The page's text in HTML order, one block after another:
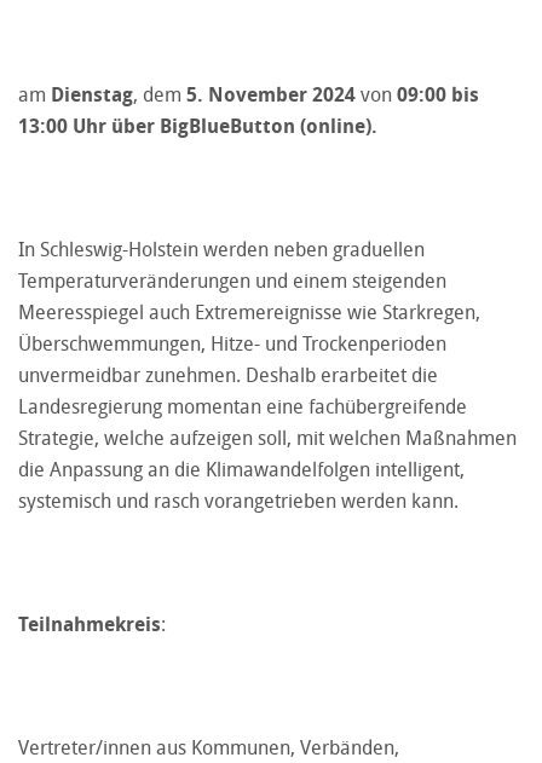
am Dienstag, dem 5. November 2024von09:00 bis
13:00 Uhr über BigBlueButton (online).
In Schleswig-Holstein werden neben graduellen
Temperaturveränderungen und einem steigenden
Meeresspiegel auch Extremereignisse wie Starkregen,
Überschwemmungen, Hitze- und Trockenperioden
unvermeidbar zunehmen. Deshalb erarbeitet die
Landesregierung momentan eine fachübergreifende
Strategie, welche aufzeigen soll, mit welchen Maßnahmen
die Anpassung an die Klimawandelfolgen intelligent,
systemisch und rasch vorangetrieben werden kann.
Teilnahmekreis:
Vertreter/innen aus Kommunen, Verbänden,